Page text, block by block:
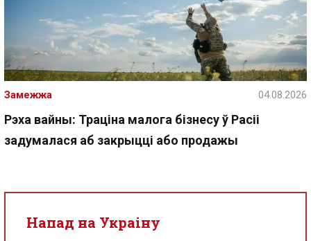
Рэха вайны: Траціна малога бізнесу ў Расіі
задумалася аб закрыцці або продажы
Замежжа 04.08.2026
Напад на Украіну